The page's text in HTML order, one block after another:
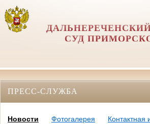
СУД
ПРЕСС-СЛУЖБА
Новости Фотогалерея